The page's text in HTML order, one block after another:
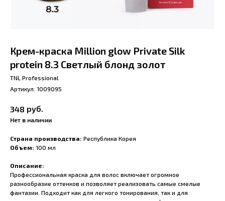
Крем-краска Million glow Private Silk
protein 8.3 Светлый блонд золот
TNL Professional
Артикул: 1009095
348 руб.
Нет в наличии
Страна производства: Республика Корея
Объем: 100 мл
Описание:
Профессиональная краска для волос включает огромное
разнообразие оттенков и позволяет реализовать самые смелые
фантазии. Подходит как для легкого тонирования, так и для